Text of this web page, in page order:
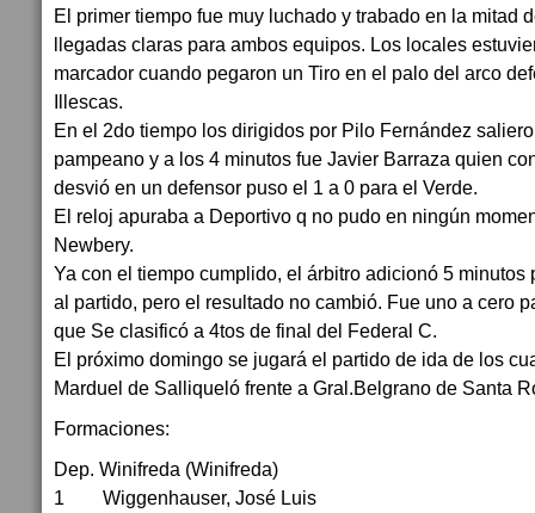
El primer tiempo fue muy luchado y trabado en la mitad
llegadas claras para ambos equipos. Los locales
marcador cuando pegaron un Tiro en el palo del arco
Illescas.
En el 2do tiempo los dirigidos por Pilo Fernández
pampeano y a los 4 minutos fue Javier Barraza quien
desvió en un defensor puso el 1 a 0 para el Verde.
El reloj apuraba a Deportivo q no pudo en ningún
Newbery.
Ya con el tiempo cumplido, el árbitro adicionó 5 minutos
al partido, pero el resultado no cambió. Fue uno a cero
que Se clasificó a 4tos de final del Federal C.
El próximo domingo se jugará el partido de ida de los
Marduel de Salliqueló frente a Gral.Belgrano de Santa
Formaciones:
Dep. Winifreda (Winifreda)
1 Wiggenhauser, José Luis